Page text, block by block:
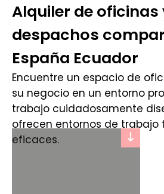
Alquiler de oficinas
despachos
España Ecuador
Encuentre un espacio de
su negocio en un entorno
trabajo cuidadosamente
ofrecen entornos de trabajo
eficaces.